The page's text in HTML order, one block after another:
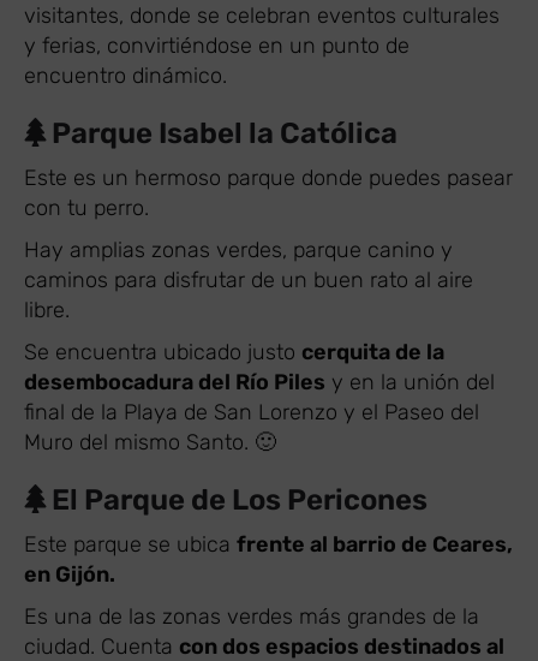
visitantes, donde se celebran eventos culturales
y ferias, convirtiéndose en un punto de
encuentro dinámico.
Parque Isabel la Católica
Este es un hermoso parque donde puedes pasear
con tu perro.
Hay amplias zonas verdes, parque canino y
caminos para disfrutar de un buen rato al aire
libre.
Se encuentra ubicado justo cerquita de la
desembocadura del Río Piles y en la unión del
final de la Playa de San Lorenzo y el Paseo del
Muro del mismo Santo. 🙂
El Parque de Los Pericones
Este parque se ubica frente al barrio de Ceares,
en Gijón.
Es una de las zonas verdes más grandes de la
ciudad. Cuenta con dos espacios destinados al